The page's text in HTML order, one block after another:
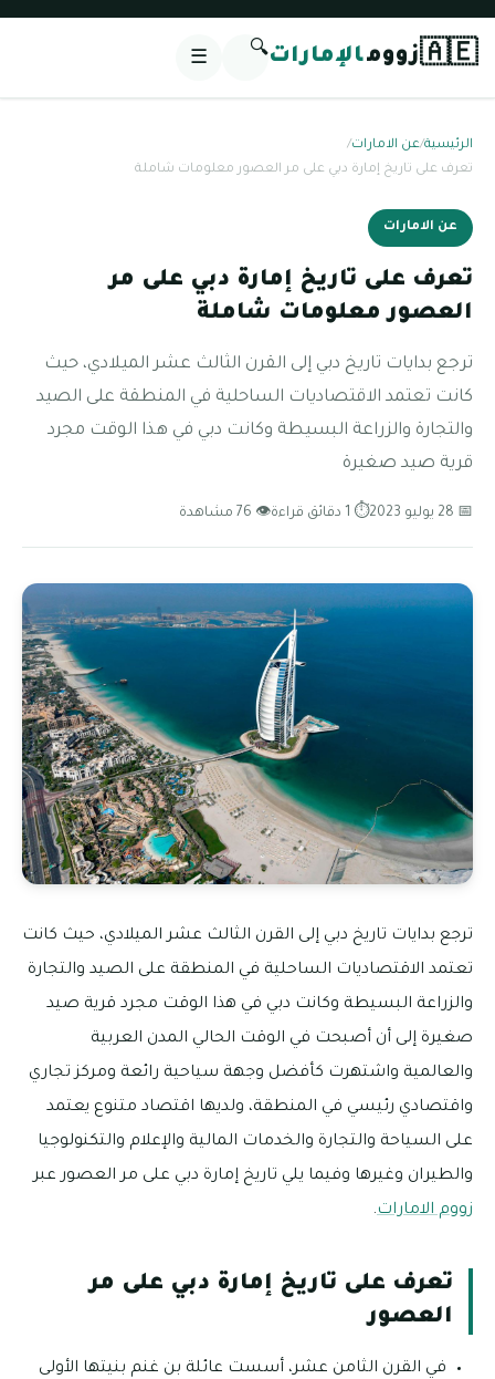
🇦🇪زوومالإمارات🔍
☰
الرئيسية/عن الامارات/
تعرف على تاريخ إمارة دبي على مر العصور معلومات شاملة
عن الامارات
تعرف على تاريخ إمارة دبي على مر
العصور معلومات شاملة
ترجع بدايات تاريخ دبي إلى القرن الثالث عشر الميلادي، حيث
كانت تعتمد الاقتصاديات الساحلية في المنطقة على الصيد
والتجارة والزراعة البسيطة وكانت دبي في هذا الوقت مجرد
قرية صيد صغيرة
📅 28 يوليو 2023 ⏱ 1 دقائق قراءة 👁 76 مشاهدة
ترجع بدايات تاريخ دبي إلى القرن الثالث عشر الميلادي، حيث كانت
تعتمد الاقتصاديات الساحلية في المنطقة على الصيد والتجارة
والزراعة البسيطة وكانت دبي في هذا الوقت مجرد قرية صيد
صغيرة إلى أن أصبحت في الوقت الحالي المدن العربية
والعالمية واشتهرت كأفضل وجهة سياحية رائعة ومركز تجاري
واقتصادي رئيسي في المنطقة، ولديها اقتصاد متنوع يعتمد
على السياحة والتجارة والخدمات المالية والإعلام والتكنولوجيا
والطيران وغيرها وفيما يلي تاريخ إمارة دبي على مر العصور عبر
زووم الامارات.
تعرف على تاريخ إمارة دبي على مر
العصور
في القرن الثامن عشر، أسست عائلة بن غنم بنيتها الأولى